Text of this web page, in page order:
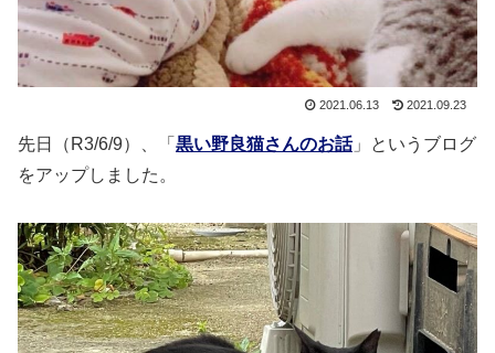
2021.06.13 2021.09.23
先日（R3/6/9）、「 黒い野良猫さんのお話」というブログ
をアップしました。